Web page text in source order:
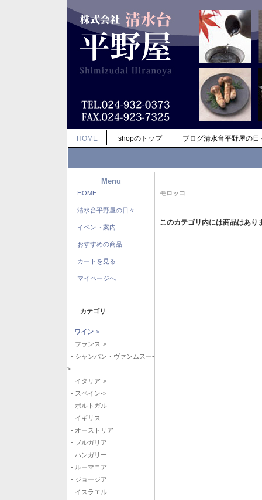
HOME shopのトップ ブログ清水台平野屋の日
Menu
HOME
清水台平野屋の日々
イベント案内
おすすめの商品
カートを見る
マイページへ
カテゴリ
ワイン->
- フランス->
- シャンパン・ヴァンムスー-
>
- イタリア->
- スペイン->
- ポルトガル
- イギリス
- オーストリア
- ブルガリア
- ハンガリー
- ルーマニア
- ジョージア
- イスラエル
モロッコ
このカテゴリ内には商品はあり